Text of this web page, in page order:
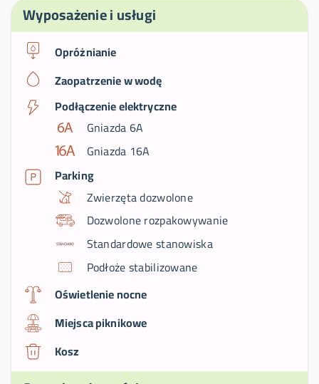
Wyposażenie i usługi
Opróżnianie
Zaopatrzenie w wodę
Podłączenie elektryczne
Gniazda 6A
Gniazda 16A
Parking
Zwierzęta dozwolone
Dozwolone rozpakowywanie
Standardowe stanowiska
Podłoże stabilizowane
Oświetlenie nocne
Miejsca piknikowe
Kosz